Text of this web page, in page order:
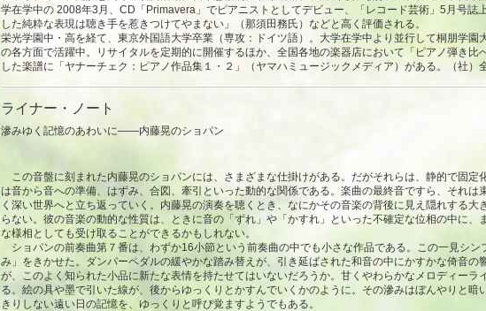
学在学中の 2008年3月、CD「Primavera」でピアニストとしてデビュー、「レコード芸術」5月号誌
した純粋な表現は聴き手を惹きつけてやまない」（那須田務氏）などと高く評価される。
栄光学園中・高を経て、東京外国語大学卒業（専攻：ドイツ語）。大学在学中より並行して桐朋学
の各方面で活躍中。リサイタルを定期的に開催するほか、全国各地の楽器店において「ピアノ弾き
した楽譜に「ヤナーチェク：ピアノ作品集１・２」（ヤマハミュージックメディア）がある。（社）
ライナー・ノート
滲みゆく記憶のあわいに——内藤晃のショパン
この音盤に刻まれた内藤晃のショパンには、さまざまな仕掛けがある。だがそれらは、静的で固定
は音から音への準備、はずみ、合図、牽引といった動的な関係である。楽曲の最終音ですら、それは
く深い世界へと立ち返っていく。内藤晃の演奏を聴くとき、なにかその音楽の背後に見え隠れする
らない。彼の音楽の動的な性質は、ときに音の「ずれ」や「かすれ」といった不確定な位相の中に
な様相としても受け取ることができるかもしれない。
ショパンの前奏曲第７番は、わずか16小節という前奏曲の中でも小さな作品である。この一見シン
み」をきかせた。ダンパーペダルの緩やかな踏み替えが、引き延ばされた和音の中にかすかな倚音
が、このよく知られた小品に新たな表情を持たせてはいないだろうか。甘くやわらかなメロディー
る。絵の具や墨で引いた線が、後からゆっくりとかすんでいくかのように。その滲みはぼんやりと
きりしない遠い日の記憶を、ゆっくりと呼び覚ますようでもある。